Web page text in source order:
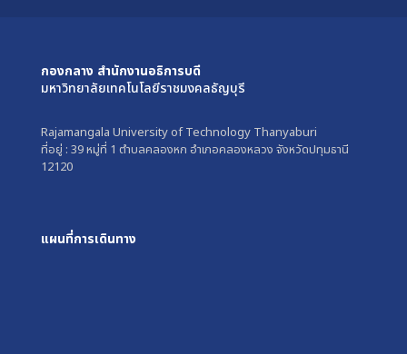
กองกลาง สำนักงานอธิการบดี
มหาวิทยาลัยเทคโนโลยีราชมงคลธัญบุรี
Rajamangala University of Technology Thanyaburi
ที่อยู่ : 39 หมู่ที่ 1 ตำบลคลองหก อำเภอคลองหลวง จังหวัดปทุมธานี
12120
แผนที่การเดินทาง